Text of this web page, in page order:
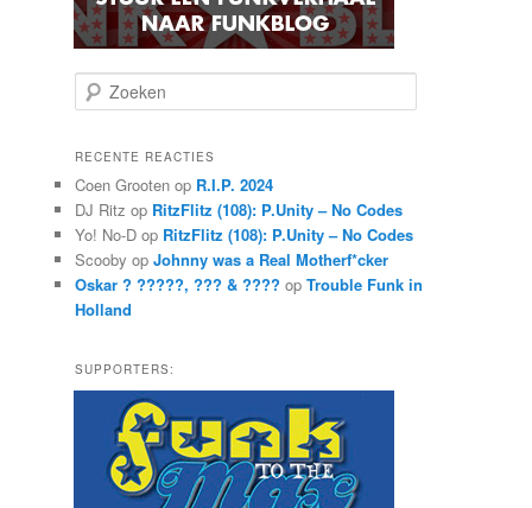
o
k
n
RECENTE REACTIES
Coen Grootenop R.I.P. 2024
DJ Ritz op RitzFlitz (108): P.Unity – No Codes
Yo! No-Dop RitzFlitz (108): P.Unity – No Codes
Scooby op Johnny was a Real Motherf*cker
Oskar ? ?????, ??? & ???? op Trouble Funk in
Holland
SUPPORTERS: